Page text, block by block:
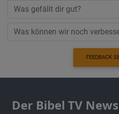
FEEDBACK
Der Bibel TV